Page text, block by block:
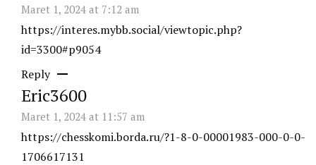
Maret 1, 2024 at 7:12 am
https://interes.mybb.social/viewtopic.php?
id=3300#p9054
Reply
Eric3600
Maret 1, 2024 at 11:57 am
https://chesskomi.borda.ru/?1-8-0-00001983-000-0-0-
1706617131